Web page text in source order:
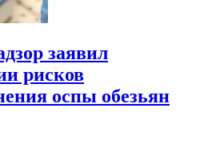
заявил
рисков
оспы обезьян